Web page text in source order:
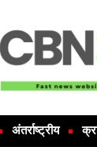
अंतर्राष्ट्रीय